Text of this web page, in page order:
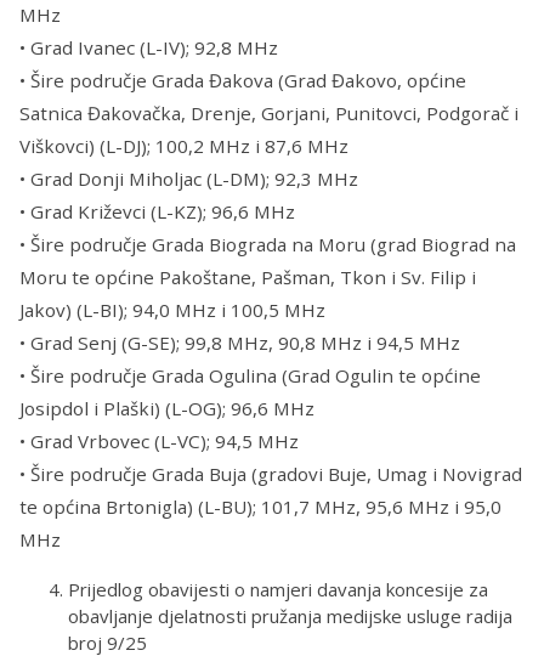
MHz
• Grad Ivanec (L-IV); 92,8 MHz
• Šire područje Grada Đakova (Grad Đakovo, općine
Satnica Đakovačka, Drenje, Gorjani, Punitovci, Podgorač i
Viškovci) (L-DJ); 100,2 MHz i 87,6 MHz
• Grad Donji Miholjac (L-DM); 92,3 MHz
• Grad Križevci (L-KZ); 96,6 MHz
• Šire područje Grada Biograda na Moru (grad Biograd na
Moru te općine Pakoštane, Pašman, Tkon i Sv. Filip i
Jakov) (L-BI); 94,0 MHz i 100,5 MHz
• Grad Senj (G-SE); 99,8 MHz, 90,8 MHz i 94,5 MHz
• Šire područje Grada Ogulina (Grad Ogulin te općine
Josipdol i Plaški) (L-OG); 96,6 MHz
• Grad Vrbovec (L-VC); 94,5 MHz
• Šire područje Grada Buja (gradovi Buje, Umag i Novigrad
te općina Brtonigla) (L-BU); 101,7 MHz, 95,6 MHz i 95,0
MHz
Prijedlog obavijesti o namjeri davanja koncesije za
obavljanje djelatnosti pružanja medijske usluge radija
broj 9/25